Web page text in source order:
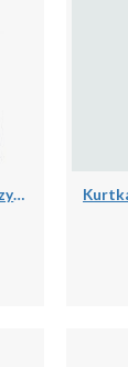
Kurtka Softshellowa Męska Trzywarstwowa